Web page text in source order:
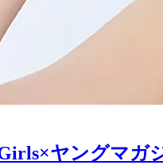
ヤングマ